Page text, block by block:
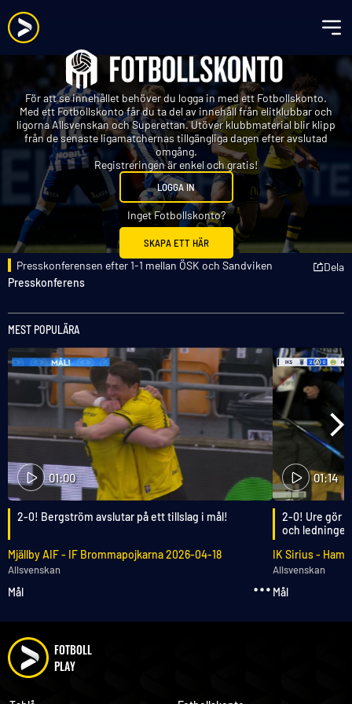
För att se innehållet behöver du logga in med ett Fotbollskonto.
Med ett Fotbollskonto får du ta del av innehåll från elitklubbar och
ligorna Allsvenskan och Superettan. Utöver klubbmaterial blir klipp
från de senaste ligamatchernas tillgängliga dagen efter avslutad
omgång.
Registreringen är enkel och gratis!
LOGGA IN
Inget Fotbollskonto?
SKAPA ETT HÄR
Presskonferensen efter 1-1 mellan ÖSK och Sandviken
Presskonferens
Dela
MEST POPULÄRA
01:00
2-0! Bergström avslutar på ett tillslag i mål!
Mjällby AIF- IF Brommapojkarna2026-04-18
Allsvenskan
Mål
01:14
2-0! Ure gör
och
IK Sirius-
Allsvenskan
Mål
FOTBOLL
PLAY